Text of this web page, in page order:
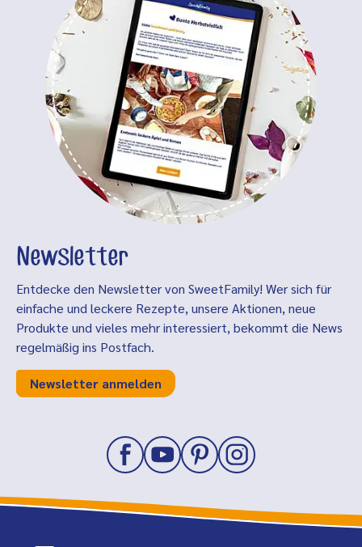
Newsletter
Entdecke den Newsletter von SweetFamily! Wer sich für
einfache und leckere Rezepte, unsere Aktionen, neue
Produkte und vieles mehr interessiert, bekommt die News
regelmäßig ins Postfach.
Newsletter anmelden